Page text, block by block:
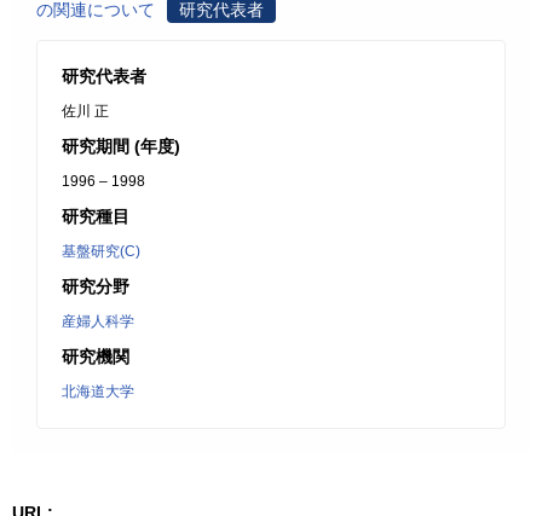
の関連について
研究代表者
研究代表者
佐川 正
研究期間 (年度)
1996 – 1998
研究種目
基盤研究(C)
研究分野
産婦人科学
研究機関
北海道大学